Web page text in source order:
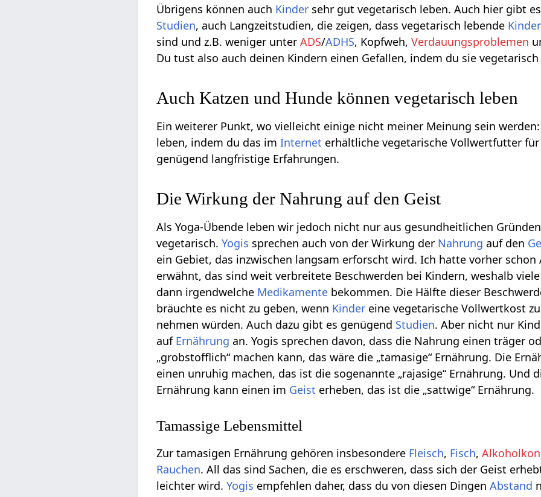
Übrigens können auch Kinder sehr gut vegetarisch leben. Auch hier gibt
Studien, auch Langzeitstudien, die zeigen, dass vegetarisch lebende Kinder
sind und z.B. weniger unterADS/ADHS, Kopfweh,Verdauungsproblemen
Du tust also auch deinen Kindern einen Gefallen, indem du sie
Auch Katzen und Hunde können vegetarisch leben
Ein weiterer Punkt, wo vielleicht einige nicht meiner Meinung sein
leben, indem du das imInternet erhältliche vegetarische Vollwertfutter
genügend langfristige Erfahrungen.
Die Wirkung der Nahrung auf den Geist
Als Yoga-Übende leben wir jedoch nicht nur aus gesundheitlichen Gründen
vegetarisch.Yogis sprechen auch von der Wirkung der Nahrung auf den
ein Gebiet, das inzwischen langsam erforscht wird. Ich hatte vorher schon
erwähnt, das sind weit verbreitete Beschwerden bei Kindern, weshalb
dann irgendwelche Medikamente bekommen. Die Hälfte dieser
bräuchte es nicht zu geben, wenn Kinder eine vegetarische Vollwertkost
nehmen würden. Auch dazu gibt es genügend Studien. Aber nicht nur
auf Ernährung an. Yogis sprechen davon, dass die Nahrung einen träger
„grobstofflich“ machen kann, das wäre die „tamasige“ Ernährung. Die
einen unruhig machen, das ist die sogenannte „rajasige“ Ernährung. Und
Ernährung kann einen im Geist erheben, das ist die „sattwige“ Ernährung.
Tamassige Lebensmittel
Zur tamasigen Ernährung gehören insbesondere Fleisch, Fisch,
Rauchen. All das sind Sachen, die es erschweren, dass sich der Geist
leichter wird.Yogis empfehlen daher, dass du von diesen DingenAbstand